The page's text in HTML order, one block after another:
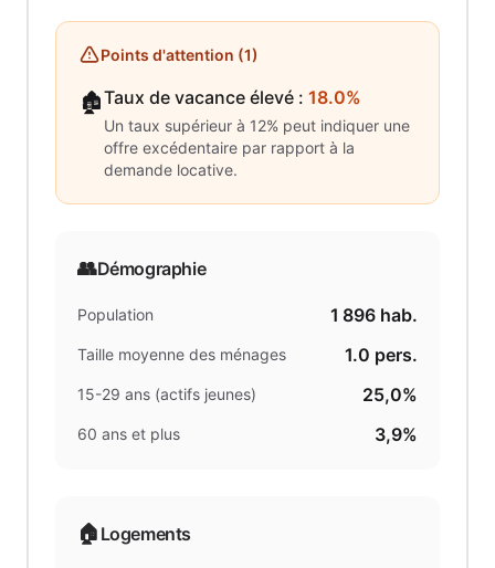
Points d'attention (1)
🏚️Taux de vacance élevé : 18.0%
Un taux supérieur à 12% peut indiquer une
offre excédentaire par rapport à la
demande locative.
👥Démographie
Population 1 896 hab.
Taille moyenne des ménages 1.0 pers.
15-29 ans (actifs jeunes) 25,0%
60 ans et plus 3,9%
🏠 Logements